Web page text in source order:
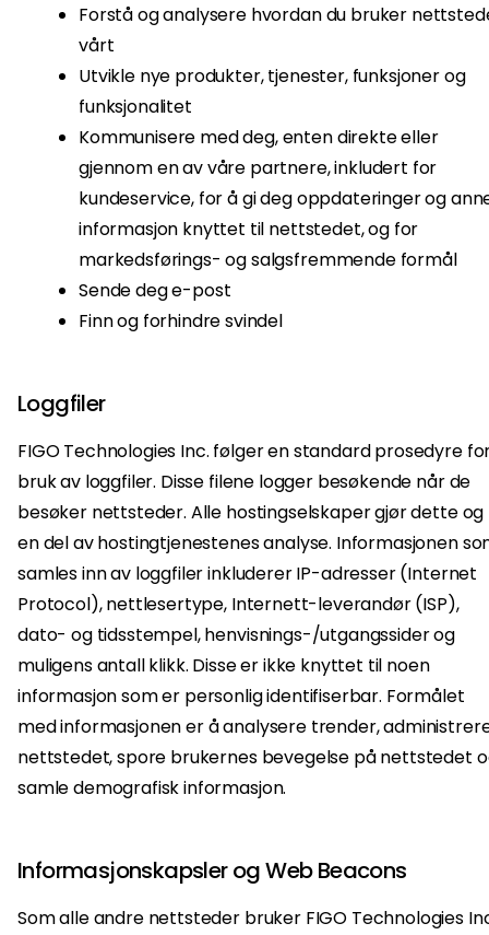
Forstå og analysere hvordan du bruker
vårt
Utvikle nye produkter, tjenester, funksjoner og
funksjonalitet
Kommunisere med deg, enten direkte eller
gjennom en av våre partnere, inkludert for
kundeservice, for å gi deg oppdateringer og
informasjon knyttet til nettstedet, og for
markedsførings- og salgsfremmende formål
Sende deg e-post
Finn og forhindre svindel
Loggfiler
FIGO Technologies Inc. følger en standard prosedyre
bruk av loggfiler. Disse filene logger besøkende når de
besøker nettsteder. Alle hostingselskaper gjør dette og
en del av hostingtjenestenes analyse. Informasjonen
samles inn av loggfiler inkluderer IP-adresser (Internet
Protocol), nettlesertype, Internett-leverandør (ISP),
dato- og tidsstempel, henvisnings-/utgangssider og
muligens antall klikk. Disse er ikke knyttet til noen
informasjon som er personlig identifiserbar. Formålet
med informasjonen er å analysere trender,
nettstedet, spore brukernes bevegelse på nettstedet
samle demografisk informasjon.
Informasjonskapsler og Web Beacons
Som alle andre nettsteder bruker FIGO Technologies